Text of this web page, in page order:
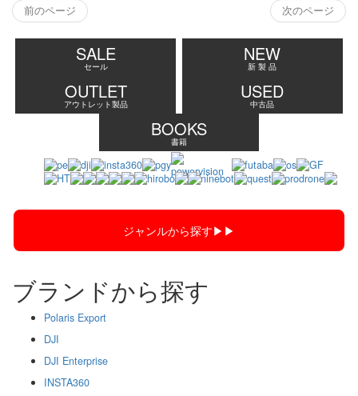
前のページ 次のページ
SALE
セール
NEW
新 製 品
OUTLET
アウトレット製品
USED
中古品
BOOKS
書籍
ジャンルから探す▶︎▶︎
ブランドから探す
Polaris Export
DJI
DJI Enterprise
INSTA360